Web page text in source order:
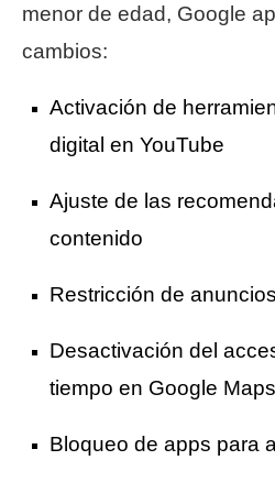
menor de edad, Google
cambios:
Activación de
digital en YouTube
Ajuste de las
contenido
Restricción de
Desactivación del
tiempo en Google Maps
Bloqueo de apps para